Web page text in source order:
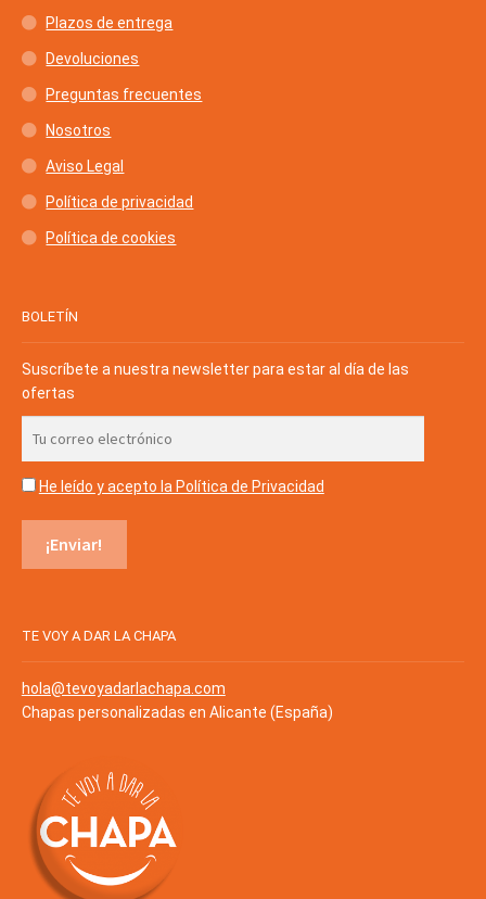
Plazos de entrega
Devoluciones
Preguntas frecuentes
Nosotros
Aviso Legal
Política de privacidad
Política de cookies
BOLETÍN
Suscríbete a nuestra newsletter para estar al día de las
ofertas
He leído y acepto la Política de Privacidad
TE VOY A DAR LA CHAPA
hola@tevoyadarlachapa.com
Chapas personalizadas en Alicante (España)